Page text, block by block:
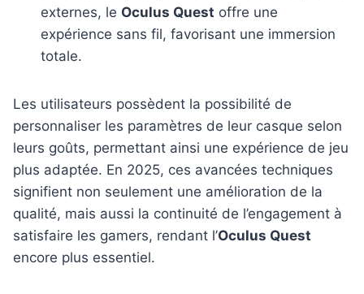
externes, le Oculus Quest offre une
expérience sans fil, favorisant une immersion
totale.
Les utilisateurs possèdent la possibilité de
personnaliser les paramètres de leur casque selon
leurs goûts, permettant ainsi une expérience de jeu
plus adaptée. En 2025, ces avancées techniques
signifient non seulement une amélioration de la
qualité, mais aussi la continuité de l’engagement à
satisfaire les gamers, rendant l’Oculus Quest
encore plus essentiel.